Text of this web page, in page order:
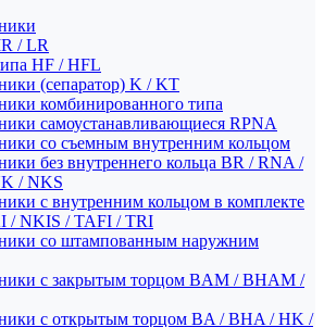
/ LR
HF / HFL
(сепаратор) K / KT
комбинированного типа
самоустанавливающиеся RPNA
со съемным внутренним кольцом
без внутреннего кольца BR / RNA /
/ NKS
с внутренним кольцом в комплекте
/ NKIS / TAFI / TRI
со штампованным наружним
с закрытым торцом BAM / BHAM /
с открытым торцом BA / BHA / HK /